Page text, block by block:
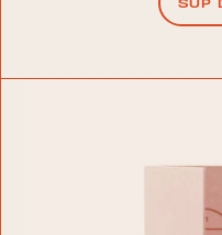
ŠUP